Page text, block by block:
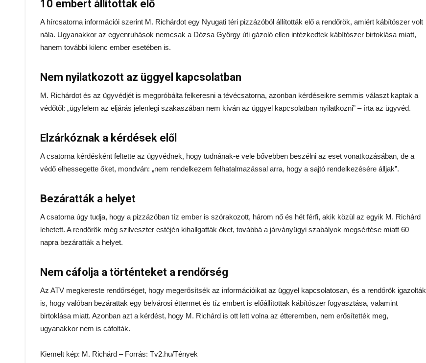
10 embert állítottak elő
A hírcsatorna információi szerint M. Richárdot egy Nyugati téri pizzázóból állították elő a rendőrök, amiért kábítószer volt
nála. Ugyanakkor az egyenruhások nemcsak a Dózsa György úti gázoló ellen intézkedtek kábítószer birtoklása miatt,
hanem további kilenc ember esetében is.
Nem nyilatkozott az üggyel kapcsolatban
M. Richárdot és az ügyvédjét is megpróbálta felkeresni a tévécsatorna, azonban kérdéseikre semmis választ kaptak a
védőtől: „ügyfelem az eljárás jelenlegi szakaszában nem kíván az üggyel kapcsolatban nyilatkozni” – írta az ügyvéd.
Elzárkóznak a kérdések elől
A csatorna kérdésként feltette az ügyvédnek, hogy tudnának-e vele bővebben beszélni az eset vonatkozásában, de a
védő elhessegette őket, mondván: „nem rendelkezem felhatalmazással arra, hogy a sajtó rendelkezésére álljak”.
Bezáratták a helyet
A csatorna úgy tudja, hogy a pizzázóban tíz ember is szórakozott, három nő és hét férfi, akik közül az egyik M. Richárd
lehetett. A rendőrök még szilveszter estéjén kihallgatták őket, továbbá a járványügyi szabályok megsértése miatt 60
napra bezáratták a helyet.
Nem cáfolja a történteket a rendőrség
Az ATV megkereste rendőrséget, hogy megerősítsék az információikat az üggyel kapcsolatosan, és a rendőrök igazolták
is, hogy valóban bezárattak egy belvárosi éttermet és tíz embert is előállítottak kábítószer fogyasztása, valamint
birtoklása miatt. Azonban azt a kérdést, hogy M. Richárd is ott lett volna az étteremben, nem erősítették meg,
ugyanakkor nem is cáfolták.
Kiemelt kép: M. Richárd – Forrás: Tv2.hu/Tények